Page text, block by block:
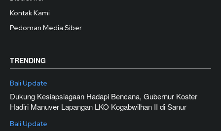
Kontak Kami
Pedoman Media Siber
TRENDING
Bali Update
Dukung Kesiapsiagaan Hadapi Bencana, Gubernur Koster
Hadiri Manuver Lapangan LKO Kogabwilhan II di Sanur
Bali Update